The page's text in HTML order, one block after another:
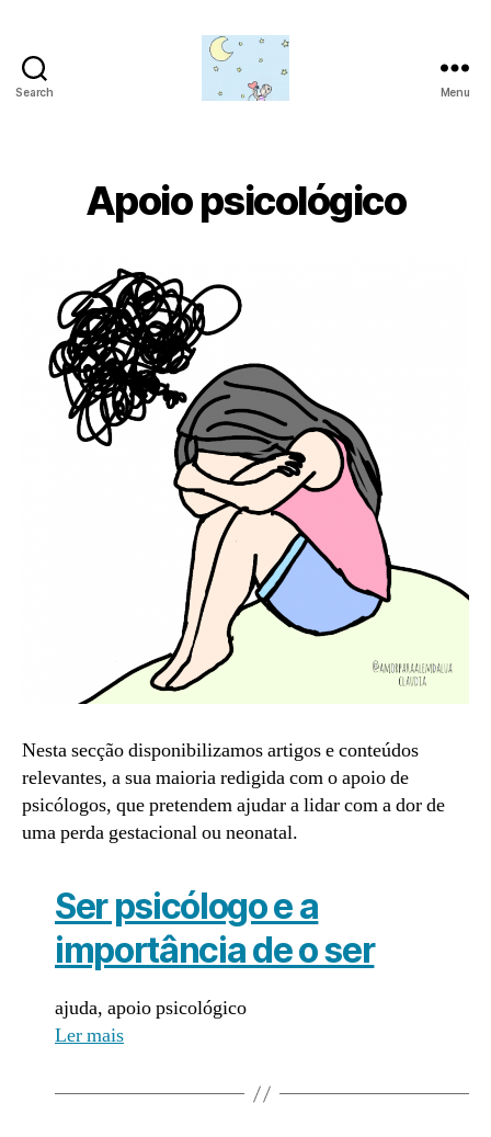
Search
da
lua
Menu
Apoio psicológico
Nesta secção disponibilizamos artigos e conteúdos
relevantes, a sua maioria redigida com o apoio de
psicólogos, que pretendem ajudar a lidar com a dor de
uma perda gestacional ou neonatal.
Ser psicólogo e a
importância de o ser
ajuda, apoio psicológico
Ler mais